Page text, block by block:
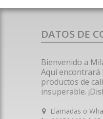
DATOS DE
Bienvenido a
Aquí encontrará
productos de
insuperable.
Llamadas o